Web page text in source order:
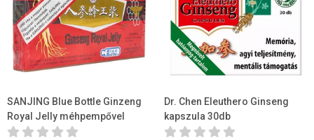
SANJING Blue Bottle Ginzeng
Royal Jelly méhpempővel
ampulla 10db
Dr. Chen Eleuthero Ginseng
kapszula 30db